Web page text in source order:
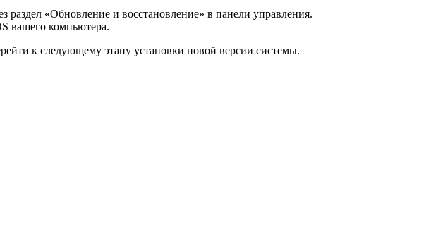
раздел «Обновление и восстановление» в панели управления.
вашего компьютера.
к следующему этапу установки новой версии системы.